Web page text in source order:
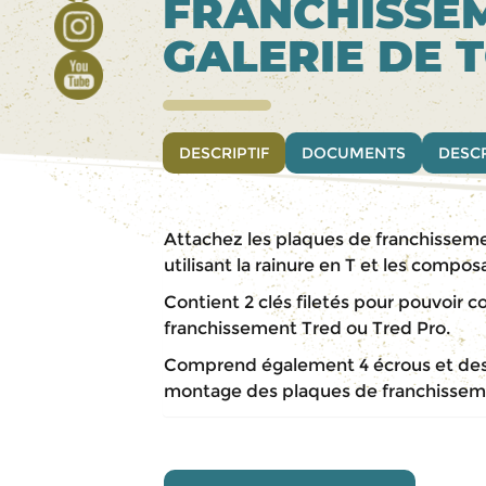
GALERIE DE
DESCRIPTIF DOCUMENTS
Attachez les plaques de
utilisant la rainure en T et les
Contient 2 clés filetés pour pouvoir
franchissement Tred ou Tred Pro.
Comprend également 4 écrous et
montage des plaques de